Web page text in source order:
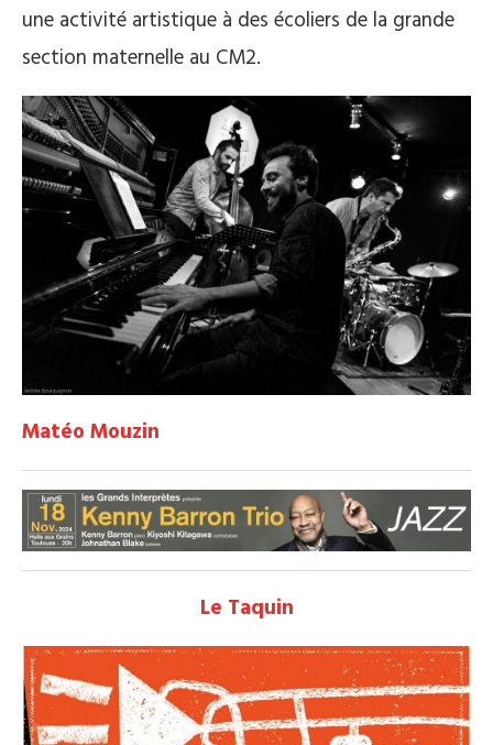
une activité artistique à des écoliers de la grande
section maternelle au CM2.
Matéo Mouzin
Le Taquin